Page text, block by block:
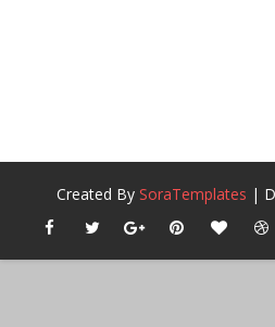
Created BySoraTemplates |